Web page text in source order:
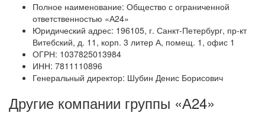
Полное наименование: Общество с ограниченной
ответственностью «А24»
Юридический адрес: 196105, г. Санкт-Петербург, пр-кт
Витебский, д. 11, корп. 3 литер А, помещ. 1, офис 1
ОГРН: 1037825013984
ИНН: 7811110896
Генеральный директор: Шубин Денис Борисович
Другие компании группы «А24»